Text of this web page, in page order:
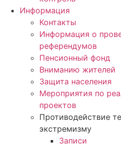
Информация
Контакты
Информация о
референдумов
Пенсионный фонд
Вниманию жителей
Защита населения
Мероприятия по
проектов
Противодействие
экстремизму
Записи